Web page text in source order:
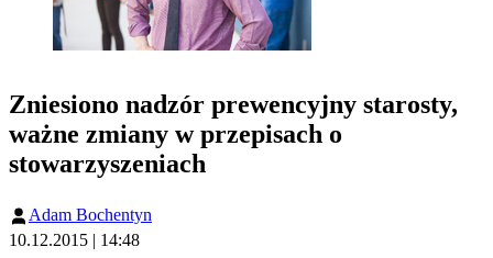
Zniesiono nadzór prewencyjny starosty,
ważne zmiany w przepisach o
stowarzyszeniach
Adam Bochentyn
10.12.2015 | 14:48